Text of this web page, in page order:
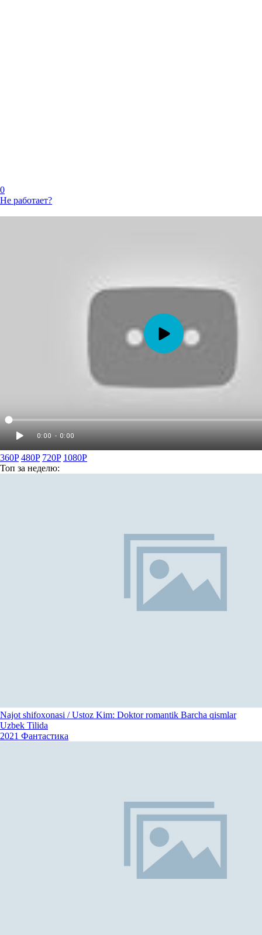
0
Не работает?
360P 480P 720P 1080P
Топ за неделю:
Najot shifoxonasi / Ustoz Kim: Doktor romantik Barcha qismlar
Uzbek Tilida
2021 Фантастика